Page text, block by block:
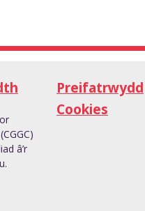
â’r
Preifatrwydd
Cookies